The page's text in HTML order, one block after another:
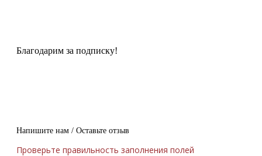
Благодарим за подписку!
Напишите нам / Оставьте отзыв
Проверьте правильность заполнения полей